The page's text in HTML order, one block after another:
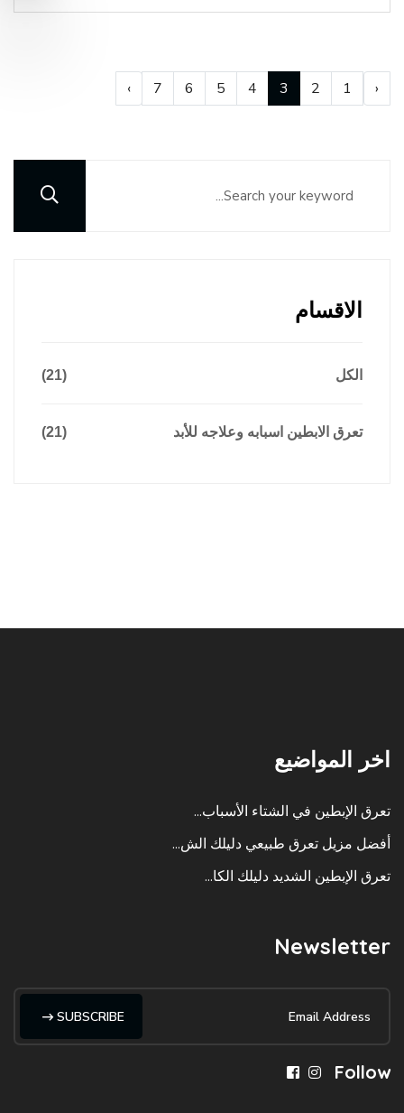
‹
1
2
3
4
5
6
7
›
الاقسام
الكل (21)
تعرق الابطين اسبابه وعلاجه للأبد (21)
اخر المواضيع
تعرق الإبطين في الشتاء الأسباب...
أفضل مزيل تعرق طبيعي دليلك الش...
تعرق الإبطين الشديد دليلك الكا...
Newsletter
SUBSCRIBE
Follow